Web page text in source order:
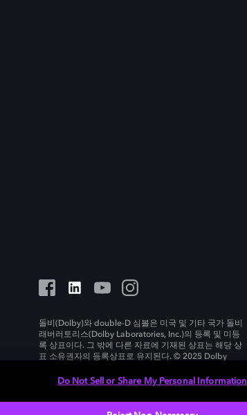
돌비(Dolby)와 double-D 심볼은 미국 및 기타 국가 돌비
래버러토리스(Dolby Laboratories, Inc.)의 등록 및 미등
록 상표이다. 그 밖에 다른 자료에 기재된 상표는 해당 상
표 소유권자의 등록상표로 유지된다. © 2025 Dolby
Do Not Sell or Share My Personal Information